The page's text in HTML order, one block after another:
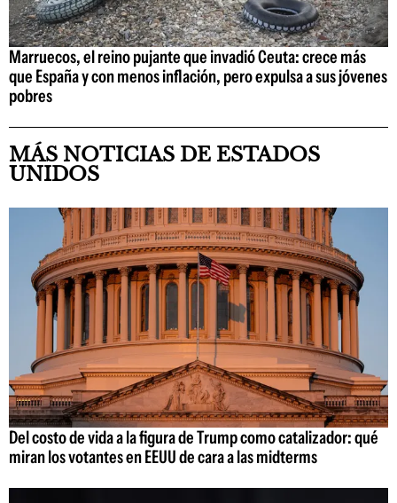
Marruecos, el reino pujante que invadió Ceuta: crece más
que España y con menos inflación, pero expulsa a sus jóvenes
pobres
MÁS NOTICIAS DE ESTADOS
UNIDOS
Del costo de vida a la figura de Trump como catalizador: qué
miran los votantes en EEUU de cara a las midterms